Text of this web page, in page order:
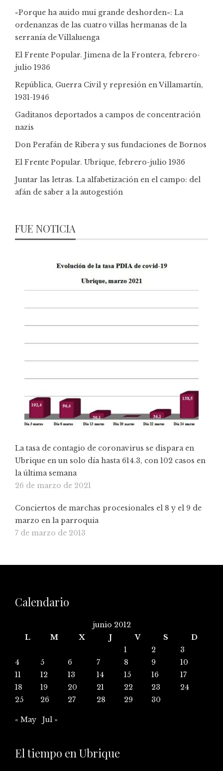
«Porque ha auido mui grande deshorden»: La
ordenanzas de las cuatro villas hermanas de la
serranía de Villaluenga
El Frente Popular. Jimena de la Frontera, febrero-
julio 1936
República, Guerra Civil y represión en Villamartín,
1931-1946
Gaditanos deportados a campos de concentración
nazis
Don Perafán de Ribera y sus fundaciones de Bornos
El Frente Popular. Ubrique, febrero-julio 1936
Juntar las letras. La alfabetización en el campo: del
afán de saber a la autogestión
FUE NOTICIA
La tasa de contagio de coronavirus se dispara en
Ubrique en un solo día hasta 614.3, con 102 casos en
la última semana
26 de marzo de 2021
Conciertos de marchas procesionales el 8 y el 9 de
marzo en la parroquia
7 de marzo de 2013
Calendario
junio 2012
L
M X J V S
D
1
2
3
4
5 6 7 8 9
10
11
12 13 14 15 16
17
18
19 20 21 22 23
24
25
26 27 28 29 30
« May Jul »
El tiempo en Ubrique